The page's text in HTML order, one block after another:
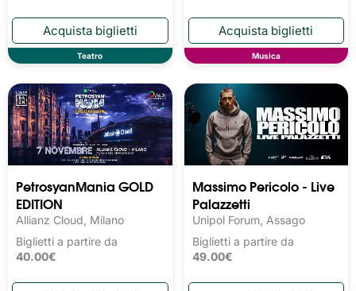
Teatro Musica
PetrosyanMania GOLD
EDITION
Allianz Cloud, Milano
Biglietti a partire da
40.00€
Massimo Pericolo - Live
Palazzetti
Unipol Forum, Assago
Biglietti a partire da
49.00€